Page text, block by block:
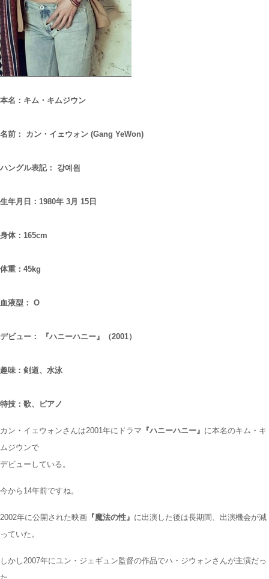
本名：キム・キムジウン
名前： カン・イェウォン (Gang YeWon)
ハングル表記： 강예원
生年月日：1980年 3月 15日
身体：165cm
体重：45kg
血液型： O
デビュー： 『ハニーハニー』（2001）
趣味：剣道、水泳
特技：歌、ピアノ
カン・イェウォンさんは2001年にドラマ 『ハニーハニー』 に本名のキム・キ
ムジウンで
デビューしている。
今から14年前ですね。
2002年に公開された映画 『魔法の性』 に出演した後は長期間、出演機会が減
っていた。
しかし2007年にユン・ジェギュン監督の作品でハ・ジウォンさんが主演だっ